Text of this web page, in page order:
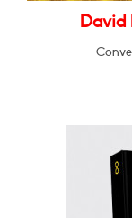
David